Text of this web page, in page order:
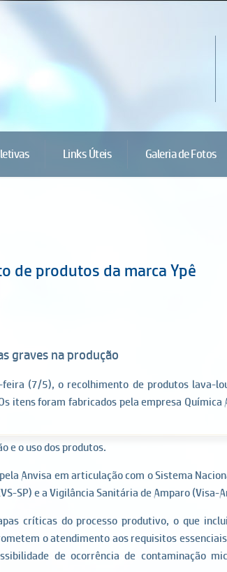
Links Úteis Galeria de Fotos
de produtos da marca Ypê
graves na produção
(7/5), o recolhimento de produtos lava-
itens foram fabricados pela empresa
e o uso dos produtos.
Anvisa em articulação com o Sistema
SP) e a Vigilância Sanitária de Amparo
críticas do processo produtivo, o que
o atendimento aos requisitos
de ocorrência de contaminação